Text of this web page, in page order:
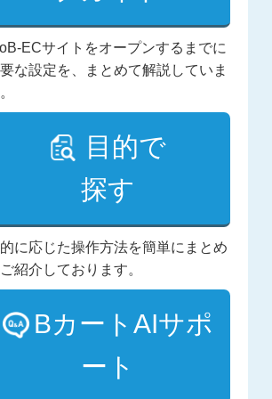
ECサイトをオープンするまでに
な設定を、まとめて解説していま
目的で
探す
に応じた操作方法を簡単にまとめ
紹介しております。
BカートAIサポ
ート